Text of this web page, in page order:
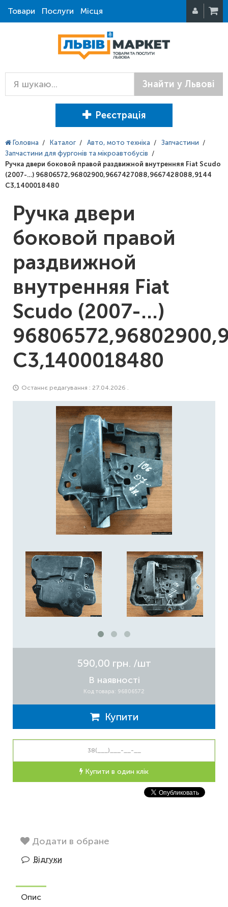
Товари Послуги Місця
Знайти у Львові
Реєстрація
Головна / Каталог / Авто, мото техніка / Запчастини /
Запчастини для фургонів та мікроавтобусів /
Ручка двери боковой правой раздвижной внутренняя Fiat Scudo
(2007-…) 96806572,96802900,9667427088,9667428088,9144
C3,1400018480
Ручка двери
боковой правой
раздвижной
внутренняя Fiat
Scudo (2007-…)
C3,1400018480
Останнє редагування : 27.04.2026 .
590,00 грн. /шт
В наявності
Код товара: 96806572
Купити
Купити в один клік
Додати в обране
Відгуки
Опис